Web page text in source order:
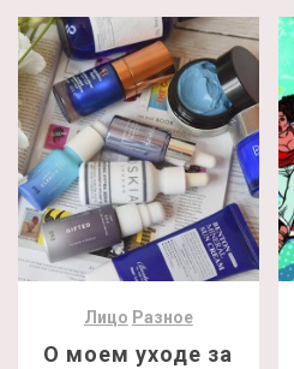
Лицо Разное
О моем уходе за